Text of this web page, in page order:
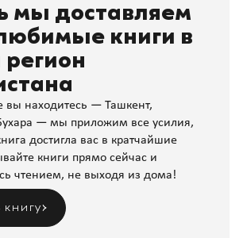
мы доставляем
книги в
вы находитесь — Ташкент,
— мы приложим все усилия,
достигла вас в кратчайшие
книги прямо сейчас и
чтением, не выходя из дома!
книгу